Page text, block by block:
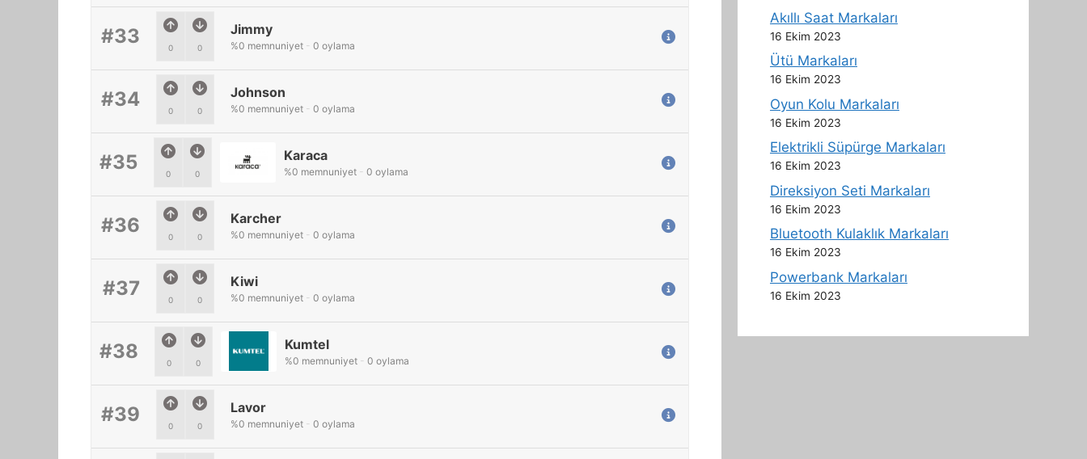
#33 0 0
Jimmy
%0 memnuniyet - 0 oylama
#34 0 0
Johnson
%0 memnuniyet - 0 oylama
#35 0 0
Karaca
%0 memnuniyet - 0 oylama
#36 0 0
Karcher
%0 memnuniyet - 0 oylama
#37 0 0
Kiwi
%0 memnuniyet - 0 oylama
#38 0 0
Kumtel
%0 memnuniyet - 0 oylama
#39 0 0
Lavor
%0 memnuniyet - 0 oylama
Akıllı Saat Markaları
16 Ekim 2023
Ütü Markaları
16 Ekim 2023
Oyun Kolu Markaları
16 Ekim 2023
Elektrikli Süpürge Markaları
16 Ekim 2023
Direksiyon Seti Markaları
16 Ekim 2023
Bluetooth Kulaklık Markaları
16 Ekim 2023
Powerbank Markaları
16 Ekim 2023